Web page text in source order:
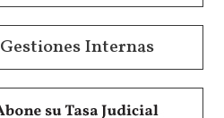
Gestiones Internas